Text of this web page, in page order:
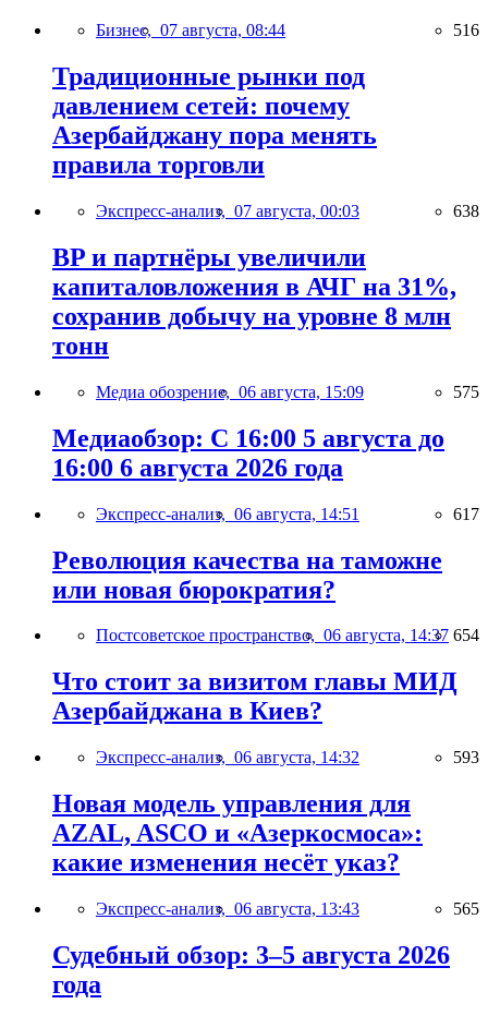
Бизнес, 07 августа, 08:44 516
Традиционные рынки под
давлением сетей: почему
Азербайджану пора менять
правила торговли
Экспресс-анализ, 07 августа, 00:03 638
BP и партнёры увеличили
капиталовложения в АЧГ на 31%,
сохранив добычу на уровне 8 млн
тонн
Медиа обозрение, 06 августа, 15:09 575
Медиаобзор: С 16:00 5 августа до
16:00 6 августа 2026 года
Экспресс-анализ, 06 августа, 14:51 617
Революция качества на таможне
или новая бюрократия?
Постсоветское пространство, 06 августа, 14:37 654
Что стоит за визитом главы МИД
Азербайджана в Киев?
Экспресс-анализ, 06 августа, 14:32 593
Новая модель управления для
AZAL, ASCO и «Азеркосмоса»:
какие изменения несёт указ?
Экспресс-анализ, 06 августа, 13:43 565
Судебный обзор: 3–5 августа 2026
года